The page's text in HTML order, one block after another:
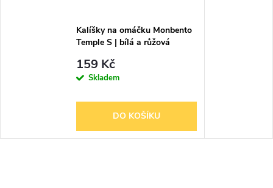
Kalíšky na omáčku Monbento
Temple S | bílá a růžová
159 Kč
Skladem
DO KOŠÍKU